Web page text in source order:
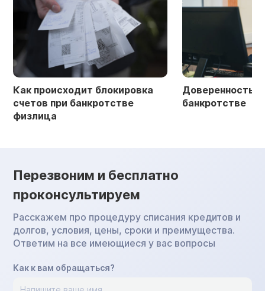
Как происходит блокировка
счетов при банкротстве
физлица
Доверенность
банкротстве
Перезвоним и бесплатно
проконсультируем
Расскажем про процедуру списания кредитов и
долгов, условия, цены, сроки и преимущества.
Ответим на все имеющиеся у вас вопросы
Как к вам обращаться?